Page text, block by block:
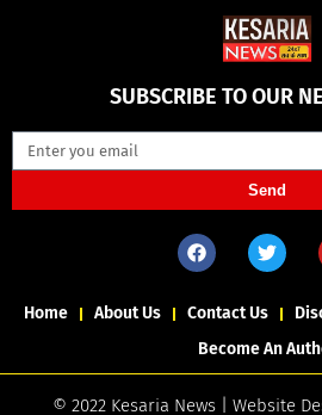
SUBSCRIBE TO OUR
Send
Home About Us Contact Us
Become An
© 2022 Kesaria News | Website